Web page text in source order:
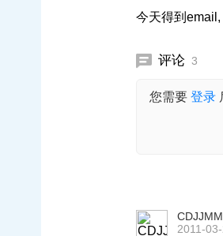
今天得到email,
评论 3
您需要 登录
CDJJMM
2011-